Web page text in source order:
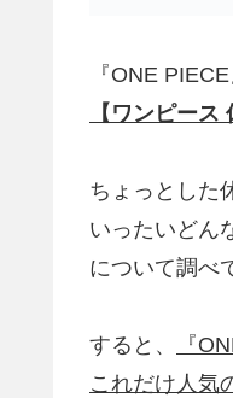
『ONE
【ワンピース
ちょっとした
いったいどん
について調べ
すると、
『
これだけ人気